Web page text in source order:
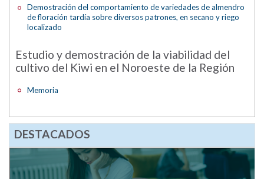
Demostración del comportamiento de variedades de almendro
de floración tardía sobre diversos patrones, en secano y riego
localizado
Estudio y demostración de la viabilidad del
cultivo del Kiwi en el Noroeste de la Región
Memoria
DESTACADOS